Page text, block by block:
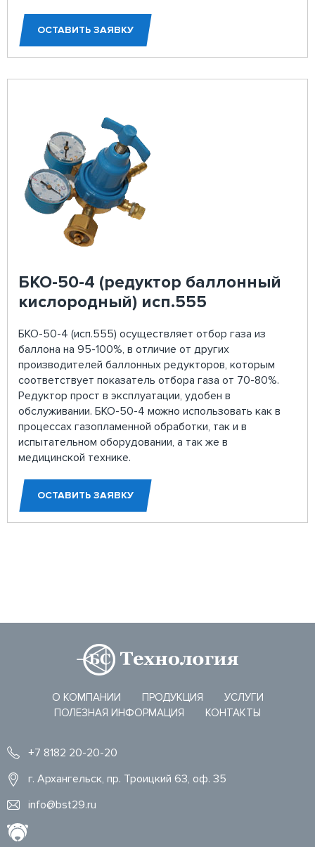
ОСТАВИТЬ ЗАЯВКУ
БКО-50-4 (редуктор баллонный
кислородный) исп.555
БКО-50-4 (исп.555) осуществляет отбор газа из
баллона на 95-100%, в отличие от других
производителей баллонных редукторов, которым
соответствует показатель отбора газа от 70-80%.
Редуктор прост в эксплуатации, удобен в
обслуживании. БКО-50-4 можно использовать как в
процессах газопламенной обработки, так и в
испытательном оборудовании, а так же в
медицинской технике.
ОСТАВИТЬ ЗАЯВКУ
О КОМПАНИИ ПРОДУКЦИЯ
УСЛУГИ
ПОЛЕЗНАЯ ИНФОРМАЦИЯ
КОНТАКТЫ
+7 8182 20-20-20
г. Архангельск, пр. Троицкий 63, оф. 35
info@bst29.ru